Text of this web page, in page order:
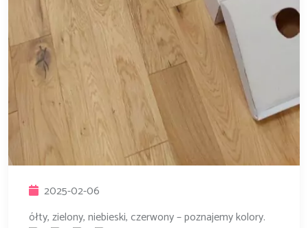
2025-02-06
ółty, zielony, niebieski, czerwony – poznajemy kolory.